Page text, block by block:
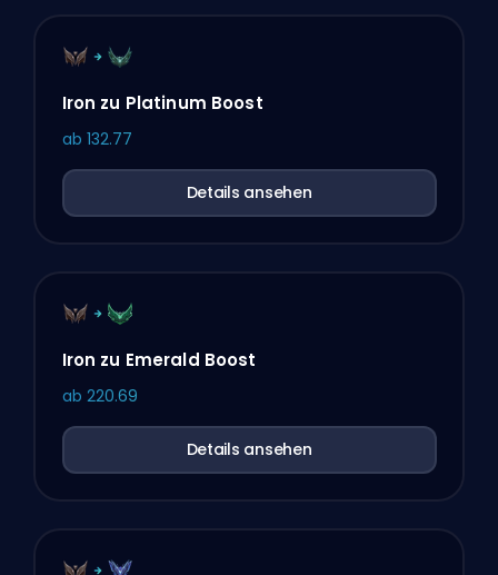
Iron zu Platinum Boost
ab 132.77
Details ansehen
Iron zu Emerald Boost
ab 220.69
Details ansehen